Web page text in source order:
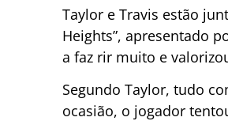
Taylor e Travis estão
Heights”, apresentado
a faz rir muito e
Segundo Taylor, tudo
ocasião, o jogador